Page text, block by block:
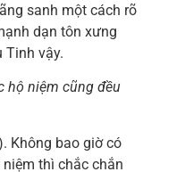
sanh một cách rõ
dạn tôn xưng
Tinh vậy.
niệm cũng đều
Không bao giờ có
thì chắc chắn